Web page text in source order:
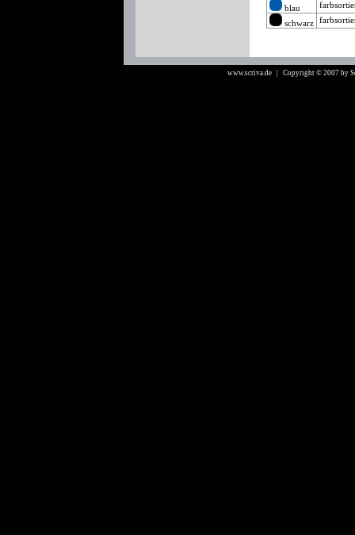
blau
schwarz
www.scriva.de | Copyright © 2007 by